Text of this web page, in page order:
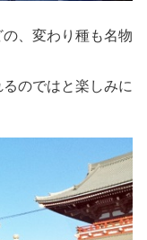
、変わり種も名物
のではと楽しみに